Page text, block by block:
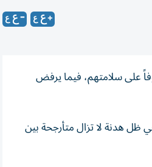
على سلامتهم، فيما يرفض
ظل هدنة لا تزال متأرجحة بين